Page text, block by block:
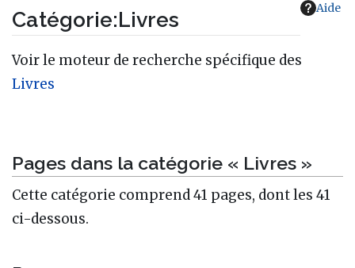
Aide
Catégorie:Livres
Aller à :navigation,rechercher
Voir le moteur de recherche spécifique des
Livres
Pages dans la catégorie « Livres »
Cette catégorie comprend 41 pages, dont les 41
ci-dessous.